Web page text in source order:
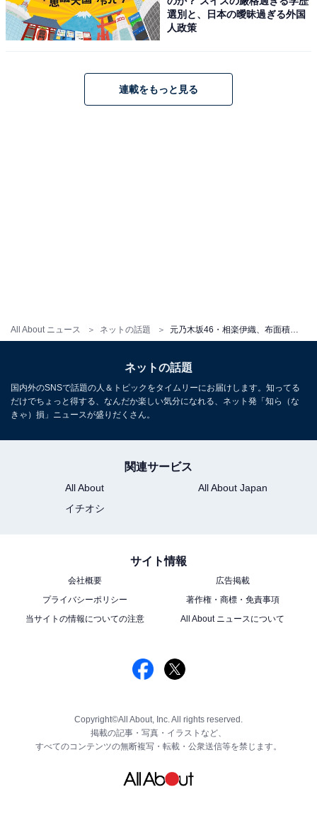
All About ニュース ネットの話題
選別と、日本の曖昧過ぎる外国
人政策
連載をもっと見る
ネットの話題
国内外のSNSで話題の人＆トピックをタイムリーにお届けします。知ってる
だけでちょっと得する、なんだか楽しい気分になれる、ネット発「知ら（な
きゃ）損」ニュースが盛りだくさん。
関連サービス
All About
All About Japan
イチオシ
サイト情報
会社概要
広告掲載
プライバシーポリシー
著作権・商標・免責事項
当サイトの情報についての注意
All About ニュースについて
Copyright©All About, Inc. All rights reserved.
掲載の記事・写真・イラストなど、
すべてのコンテンツの無断複写・転載・公衆送信等を禁じます。